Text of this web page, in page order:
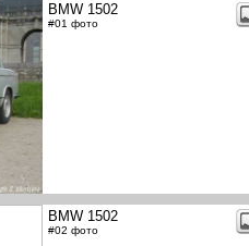
BMW 1502
#01 фото
BMW 1502
#02 фото